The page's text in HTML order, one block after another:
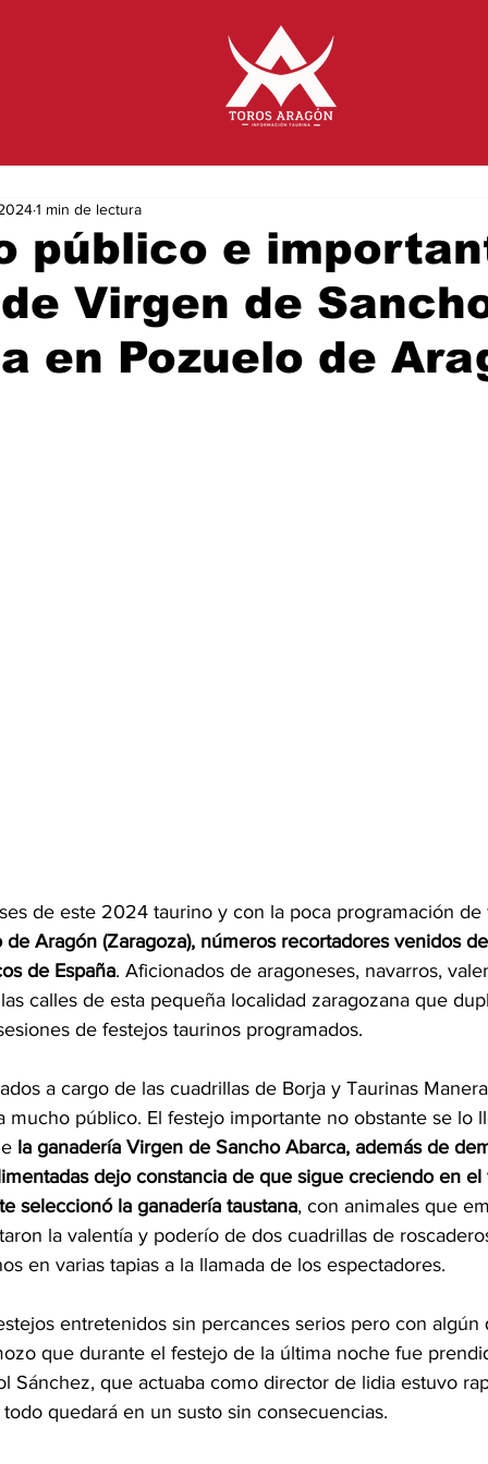
público e
Virgen de
en Pozuelo de
1 min de lectura
de este 2024 taurino y con la poca programación de
de Aragón (Zaragoza), números recortadores venidos
de España. Aficionados de aragoneses, navarros,
calles de esta pequeña localidad zaragozana que
de festejos taurinos programados.
a cargo de las cuadrillas de Borja y Taurinas
mucho público. El festejo importante no obstante se lo
la ganadería Virgen de Sancho Abarca, además de
dejo constancia de que sigue creciendo en
seleccionó la ganadería taustana, con animales que
la valentía y poderío de dos cuadrillas de
en varias tapias a la llamada de los espectadores.
entretenidos sin percances serios pero con algún
que durante el festejo de la última noche fue
Sánchez, que actuaba como director de lidia estuvo
quedará en un susto sin consecuencias.